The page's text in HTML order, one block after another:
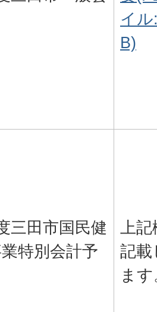
イ
B)
三田市国民健
特別会計予
上
記載
ま